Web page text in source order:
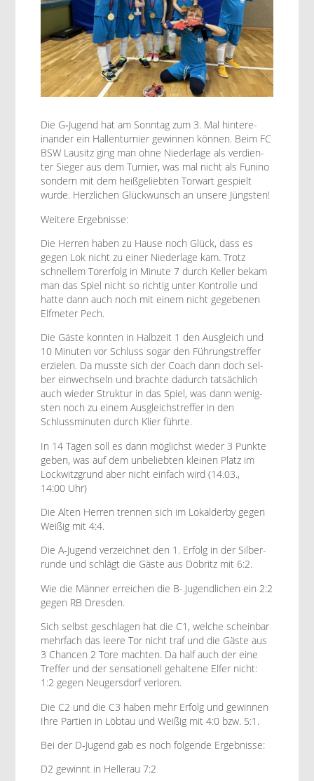
Die G‑Jugend hat am Son­ntag zum 3. Mal hin­tere­
inan­der ein Hal­len­turnier gewin­nen kön­nen. Beim FC
BSW Lausitz ging man ohne Nieder­lage als ver­di­en­
ter Sieger aus dem Turnier, was mal nicht als Funi­no
son­dern mit dem heißgeliebten Tor­wart gespielt
wurde. Her­zlichen Glück­wun­sch an unsere Jüngsten!
Weit­ere Ergebnisse:
Die Her­ren haben zu Hause noch Glück, dass es
gegen Lok nicht zu ein­er Nieder­lage kam. Trotz
schnellem Tor­erfolg in Minute 7 durch Keller bekam
man das Spiel nicht so richtig unter Kon­trolle und
hat­te dann auch noch mit einem nicht gegebe­nen
Elfme­ter Pech.
Die Gäste kon­nten in Hal­bzeit 1 den Aus­gle­ich und
10 Minuten vor Schluss sog­ar den Führungstr­e­f­fer
erzie­len. Da musste sich der Coach dann doch sel­
ber ein­wech­seln und brachte dadurch tat­säch­lich
auch wieder Struk­tur in das Spiel, was dann wenig­
sten noch zu einem Aus­gle­ich­str­e­f­fer in den
Schlussminuten durch Kli­er führte.
In 14 Tagen soll es dann möglichst wieder 3 Punk­te
geben, was auf dem unbe­liebten kleinen Platz im
Lock­witz­grund aber nicht ein­fach wird (14.03.,
14:00 Uhr)
Die Alten Her­ren tren­nen sich im Lokalder­by gegen
Weißig mit 4:4.
Die A‑Jugend verze­ich­net den 1. Erfolg in der Sil­ber­
runde und schlägt die Gäste aus Dobritz mit 6:2.
Wie die Män­ner erre­ichen die B-.Jugendlichen ein 2:2
gegen RB Dresden.
Sich selb­st geschla­gen hat die C1, welche schein­bar
mehrfach das leere Tor nicht traf und die Gäste aus
3 Chan­cen 2 Tore macht­en. Da half auch der eine
Tre­f­fer und der sen­sa­tionell gehal­tene Elfer nicht:
1:2 gegen Neugers­dorf verloren.
Die C2 und die C3 haben mehr Erfolg und gewin­nen
Ihre Par­tien in Löb­tau und Weißig mit 4:0 bzw. 5:1.
Bei der D‑Jugend gab es noch fol­gende Ergebnisse:
D2 gewin­nt in Heller­au 7:2